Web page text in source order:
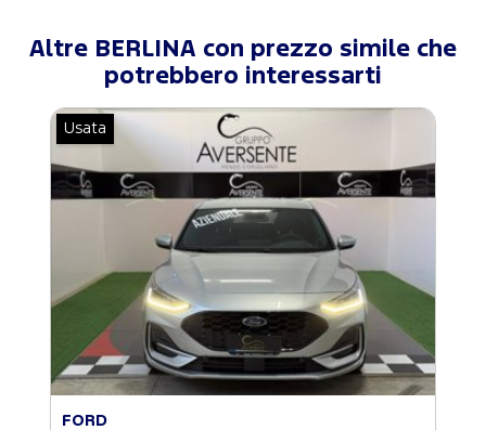
Altre BERLINA con prezzo simile che
potrebbero interessarti
Usata
FORD